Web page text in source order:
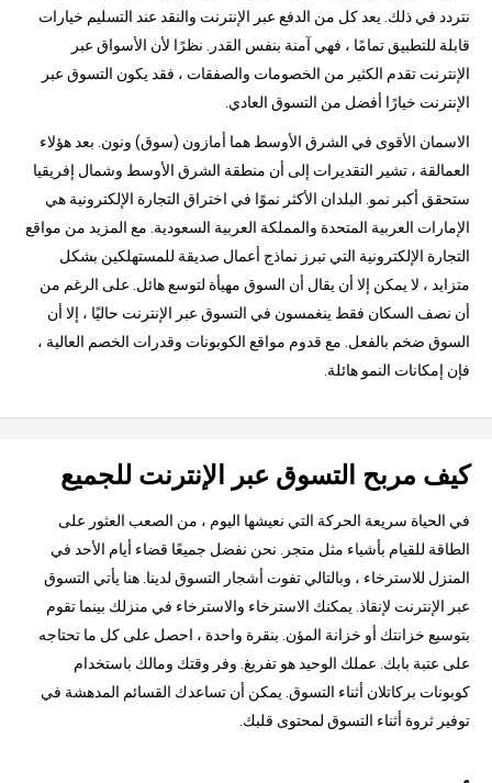
نتردد في ذلك. يعد كل من الدفع عبر الإنترنت والنقد عند التسليم خيارات
قابلة للتطبيق تمامًا ، فهي آمنة بنفس القدر. نظرًا لأن الأسواق عبر
الإنترنت تقدم الكثير من الخصومات والصفقات ، فقد يكون التسوق عبر
الإنترنت خيارًا أفضل من التسوق العادي.
الاسمان الأقوى في الشرق الأوسط هما أمازون (سوق) ونون. بعد هؤلاء
العمالقة ، تشير التقديرات إلى أن منطقة الشرق الأوسط وشمال إفريقيا
ستحقق أكبر نمو. البلدان الأكثر نموًا في اختراق التجارة الإلكترونية هي
الإمارات العربية المتحدة والمملكة العربية السعودية. مع المزيد من مواقع
التجارة الإلكترونية التي تبرز نماذج أعمال صديقة للمستهلكين بشكل
متزايد ، لا يمكن إلا أن يقال أن السوق مهيأة لتوسع هائل. على الرغم من
أن نصف السكان فقط ينغمسون في التسوق عبر الإنترنت حاليًا ، إلا أن
السوق ضخم بالفعل. مع قدوم مواقع الكوبونات وقدرات الخصم العالية ،
فإن إمكانات النمو هائلة.
كيف مربح التسوق عبر الإنترنت للجميع
في الحياة سريعة الحركة التي نعيشها اليوم ، من الصعب العثور على
الطاقة للقيام بأشياء مثل متجر. نحن نفضل جميعًا قضاء أيام الأحد في
المنزل للاسترخاء ، وبالتالي تفوت أشجار التسوق لدينا. هنا يأتي التسوق
عبر الإنترنت لإنقاذ. يمكنك الاسترخاء والاسترخاء في منزلك بينما تقوم
بتوسيع خزانتك أو خزانة المؤن. بنقرة واحدة ، احصل على كل ما تحتاجه
على عتبة بابك. عملك الوحيد هو تفريغ. وفر وقتك ومالك باستخدام
كوبونات بركاتلان أثناء التسوق. يمكن أن تساعدك القسائم المدهشة في
توفير ثروة أثناء التسوق لمحتوى قلبك.